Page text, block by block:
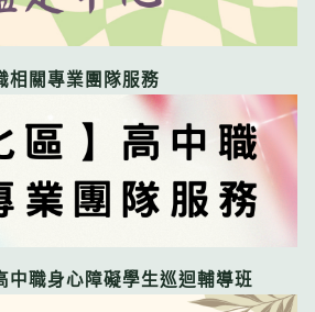
相關專業團隊服務
中職身心障礙學生巡迴輔導班